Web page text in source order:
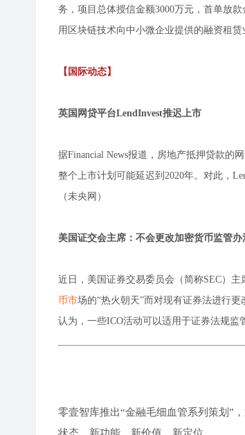
务，项目总体授信金额3000万元，首单放
用区块链技术向中小微企业提供的融资租赁
【国际动态】
英国网贷平台LendInvest推迟上市
据Financial News报道，房地产抵押贷款的
整个上市计划可能延迟到2020年。对此，
（未央网）
美国证交会主席：不会更改加密货币监管办
近日，美国证券交易委员会（简称SEC）
币市场的“热火朝天”而对现有证券法进行
认为，一些ICO活动可以适用于证券法规监
零壹智库推出“金融毛细血管系列策划”
状态、新功能、新价值、新定位。